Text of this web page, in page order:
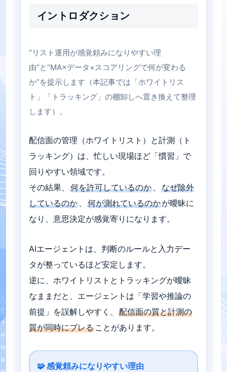
イントロダクション
“リスト運用が感覚頼みになりやすい理
由”と“MA×データ×スコアリングで何が変わる
か”を提示します（本記事では「ホワイトリス
ト」「トラッキング」の棚卸しへ置き換えて整理
します）。
配信面の管理（ホワイトリスト）と計測（ト
ラッキング）は、忙しい現場ほど「慣習」で
回りやすい領域です。
その結果、 何を許可しているのか、 なぜ除外
しているのか、 何が測れているのかが曖昧に
なり、意思決定が感覚寄りになります。
AIエージェントは、判断のルールと入力デー
タが整っているほど安定します。
逆に、ホワイトリストとトラッキングが曖昧
なままだと、エージェントは「学習や推論の
前提」を誤解しやすく、 配信面の質と計測の
質が同時にブレることがあります。
🧩 感覚頼みになりやすい理由